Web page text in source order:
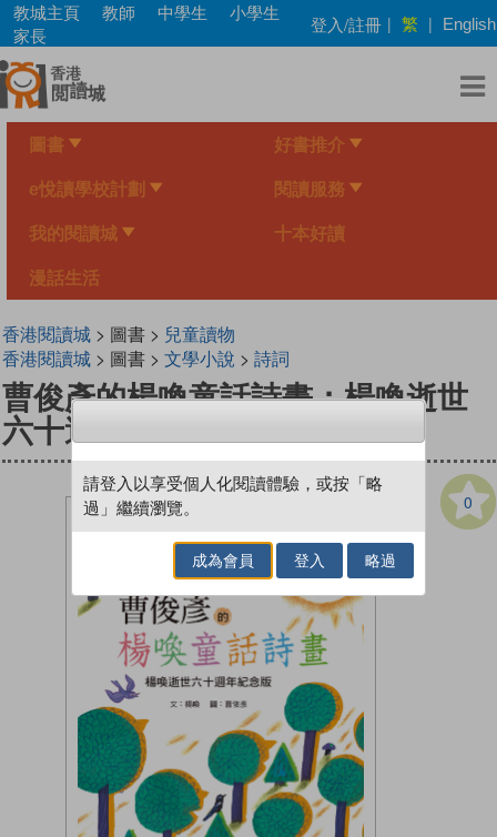
Skip
main
content
教城主頁 教師 中學生
小學生
家長
登入/註冊 | 繁 | English
圖書 好書推介
e悅讀學校計劃 閱讀服務
我的閱讀城 十本好讀
漫話生活
香港閱讀城> 圖書 > 兒童讀物
香港閱讀城> 圖書 > 文學小說 > 詩詞
曹俊彥的楊喚童話詩畫：楊喚逝世
六十週年紀念版（新版）
0
請登入以享受個人化閱讀體驗，或按「略
過」繼續瀏覽。
成為會員 登入 略過